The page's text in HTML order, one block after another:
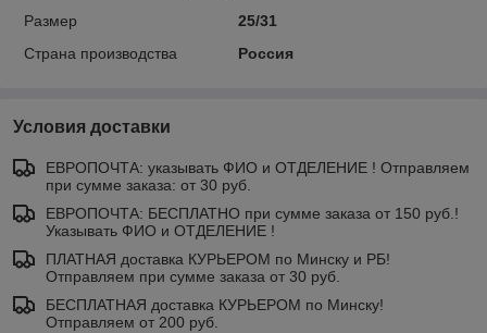
Размер
25/31
Страна производства
Россия
Условия доставки
ЕВРОПОЧТА: указывать ФИО и ОТДЕЛЕНИЕ ! Отправляем
при сумме заказа: от 30 руб.
ЕВРОПОЧТА: БЕСПЛАТНО при сумме заказа от 150 руб.!
Указывать ФИО и ОТДЕЛЕНИЕ !
ПЛАТНАЯ доставка КУРЬЕРОМ по Минску и РБ!
Отправляем при сумме заказа от 30 руб.
БЕСПЛАТНАЯ доставка КУРЬЕРОМ по Минску!
Отправляем от 200 руб.